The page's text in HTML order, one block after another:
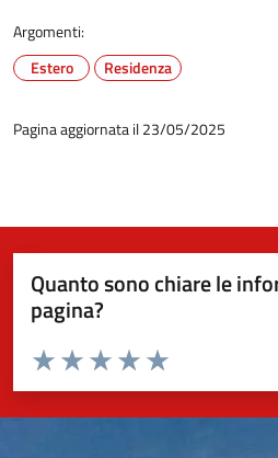
Argomenti:
Estero
Residenza
Pagina aggiornata il 23/05/2025
Quanto sono chiare le
pagina?
Valuta da 1 a 5 stelle la pagina
Valuta 5 stelle su
Valuta 4 stelle su 5
Valuta 3 stelle su 5
Valuta 2 stelle su 5
Valuta 1 stelle su 5